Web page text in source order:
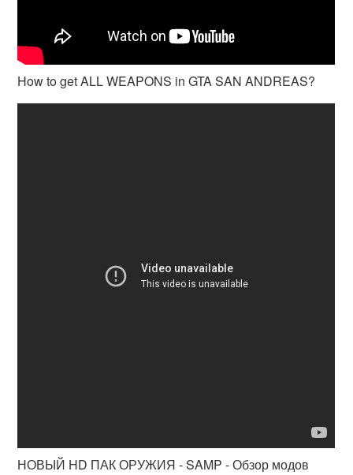
How to get ALL WEAPONS in GTA SAN ANDREAS?
НОВЫЙ HD ПАК ОРУЖИЯ - SAMP - Обзор модов